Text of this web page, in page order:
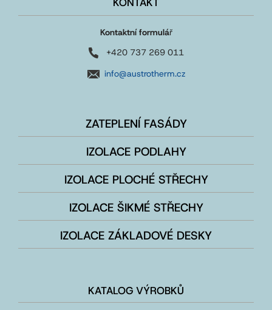
Kontaktní formulář
+420 737 269 011
info@austrotherm.cz
ZATEPLENÍ FASÁDY
IZOLACE PODLAHY
IZOLACE PLOCHÉ STŘECHY
IZOLACE ŠIKMÉ STŘECHY
IZOLACE ZÁKLADOVÉ DESKY
KATALOG VÝROBKŮ